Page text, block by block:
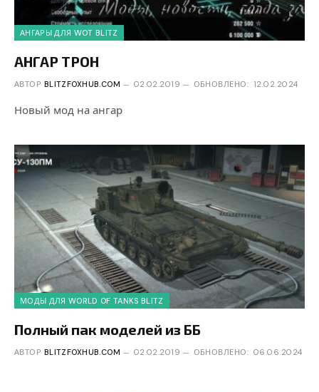
АНГАРЫ ДЛЯ WOT BLITZ
АНГАР ТРОН
АВТОР BLITZFOXHUB.COM 02.02.2019 ОБНОВЛЕНО: 12.02.2024
Новый мод на ангар
МОДЫ ДЛЯ WORLD OF TANKS BLITZ
Полный пак моделей из ББ
АВТОР BLITZFOXHUB.COM 02.02.2019 ОБНОВЛЕНО: 06.06.2024